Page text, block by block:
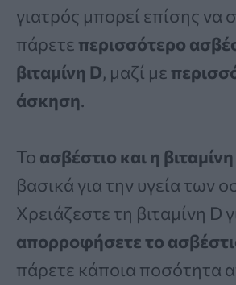
γιατρός μπορεί επίσης να
πάρετε περισσότερο
βιταμίνη D, μαζί με
άσκηση.
Το ασβέστιο και η
βασικά για την υγεία των
Χρειάζεστε τη βιταμίνη D
απορροφήσετε το
πάρετε κάποια ποσότητα